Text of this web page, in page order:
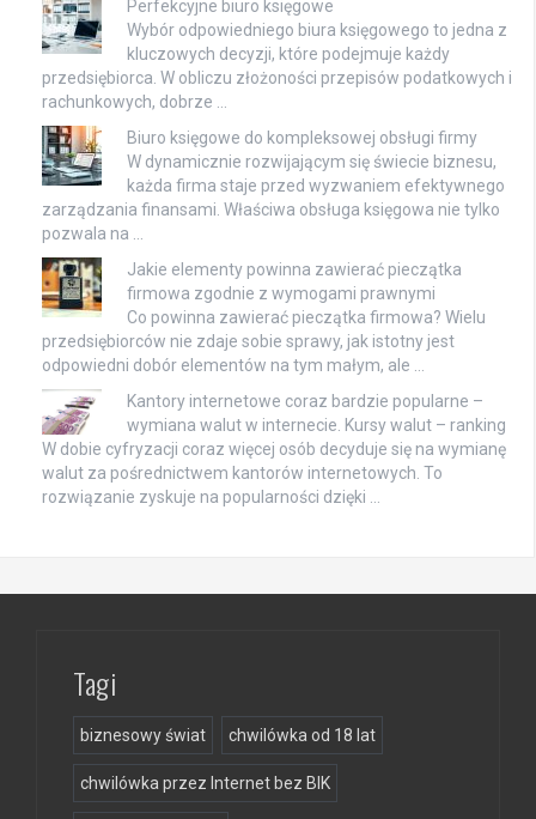
Perfekcyjne biuro księgowe
Wybór odpowiedniego biura księgowego to jedna z
kluczowych decyzji, które podejmuje każdy
przedsiębiorca. W obliczu złożoności przepisów podatkowych i
rachunkowych, dobrze …
Biuro księgowe do kompleksowej obsługi firmy
W dynamicznie rozwijającym się świecie biznesu,
każda firma staje przed wyzwaniem efektywnego
zarządzania finansami. Właściwa obsługa księgowa nie tylko
pozwala na …
Jakie elementy powinna zawierać pieczątka
firmowa zgodnie z wymogami prawnymi
Co powinna zawierać pieczątka firmowa? Wielu
przedsiębiorców nie zdaje sobie sprawy, jak istotny jest
odpowiedni dobór elementów na tym małym, ale …
Kantory internetowe coraz bardzie popularne –
wymiana walut w internecie. Kursy walut – ranking
W dobie cyfryzacji coraz więcej osób decyduje się na wymianę
walut za pośrednictwem kantorów internetowych. To
rozwiązanie zyskuje na popularności dzięki …
Tagi
biznesowy świat chwilówka od 18 lat
chwilówka przez Internet bez BIK